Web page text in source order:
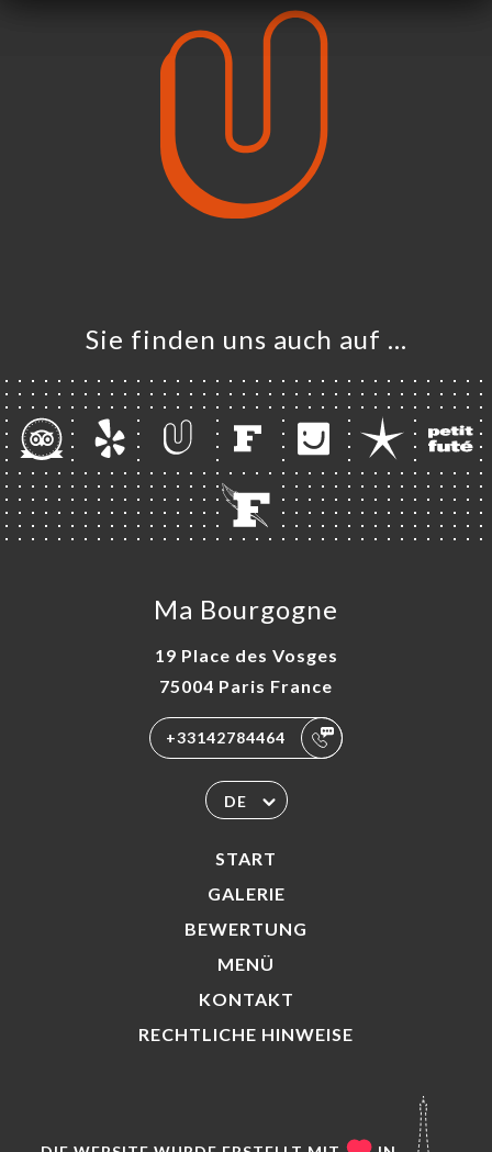
Sie finden uns auch auf …
Ma Bourgogne
19 Place des Vosges
75004 Paris France
+33142784464
DE
START
GALERIE
BEWERTUNG
MENÜ
KONTAKT
RECHTLICHE HINWEISE